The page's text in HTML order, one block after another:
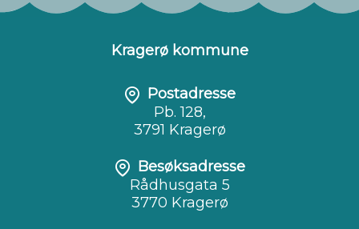
Kragerø kommune
Postadresse
Pb. 128,
3791 Kragerø
Besøksadresse
Rådhusgata 5
3770 Kragerø